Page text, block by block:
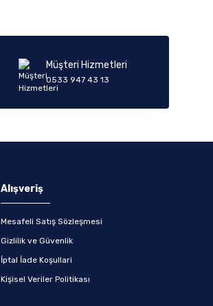
Müşteri Hizmetleri
0533 947 43 13
Alışveriş
Mesafeli Satış Sözleşmesi
Gizlilik ve Güvenlik
İptal İade Koşullari
Kişisel Veriler Politikası